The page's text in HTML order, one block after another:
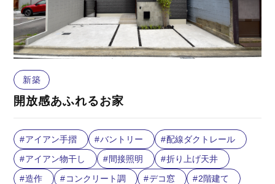
新築
開放感あふれるお家
アイアン手摺 バントリー
配線ダクトレール
アイアン物干し
間接照明
折り上げ天井
造作
コンクリート調 デコ窓
2階建て